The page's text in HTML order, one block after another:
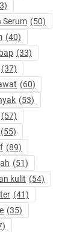
Serum (50)
(40)
(33)
(37)
(60)
(53)
(57)
(55)
(89)
(51)
kulit (54)
(41)
(35)